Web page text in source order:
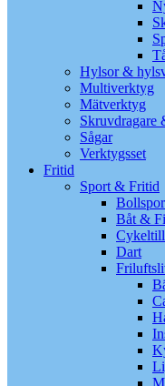
Hylsor &
Multiverktyg
Mätverktyg
Skruvdragare
Sågar
Verktygsset
Fritid
Sport & Fritid
Båt &
Dart